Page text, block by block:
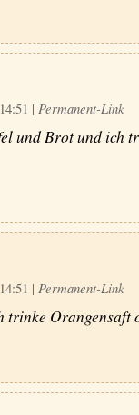
| Permanent-Link
und Brot und ich
| Permanent-Link
trinke Orangensaft